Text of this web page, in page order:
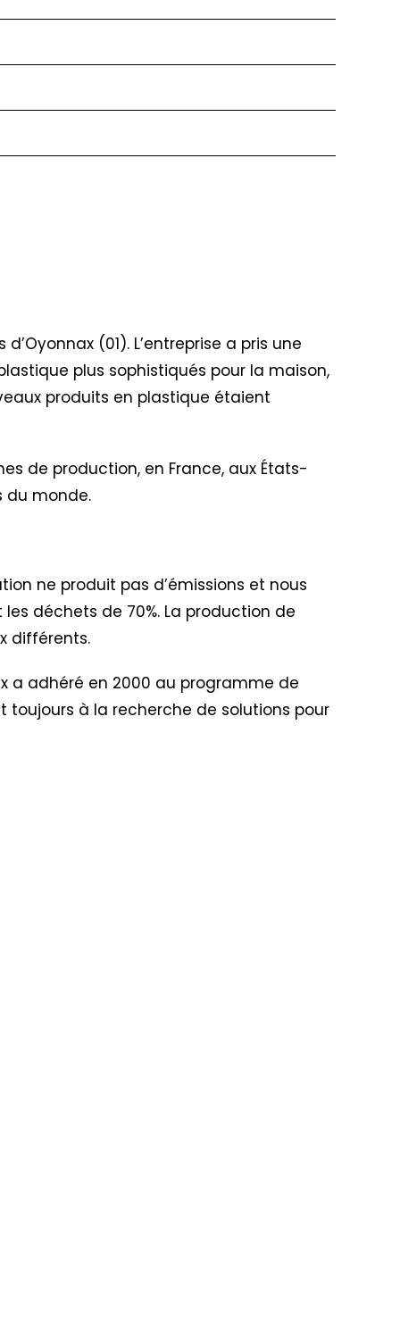
(01). L’entreprise a pris une
plus sophistiqués pour la maison,
produits en plastique étaient
de production, en France, aux États-
du monde.
ne produit pas d’émissions et nous
déchets de 70%. La production de
différents.
a adhéré en 2000 au programme de
toujours à la recherche de solutions pour